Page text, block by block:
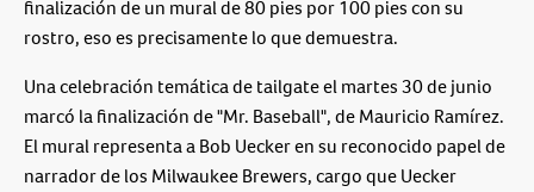
finalización de un mural de 80 pies por 100 pies con su
rostro, eso es precisamente lo que demuestra.
Una celebración temática de tailgate el martes 30 de junio
marcó la finalización de "Mr. Baseball", de Mauricio Ramírez.
El mural representa a Bob Uecker en su reconocido papel de
narrador de los Milwaukee Brewers, cargo que Uecker